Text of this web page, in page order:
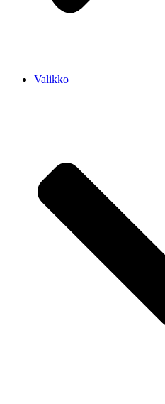
Valikko